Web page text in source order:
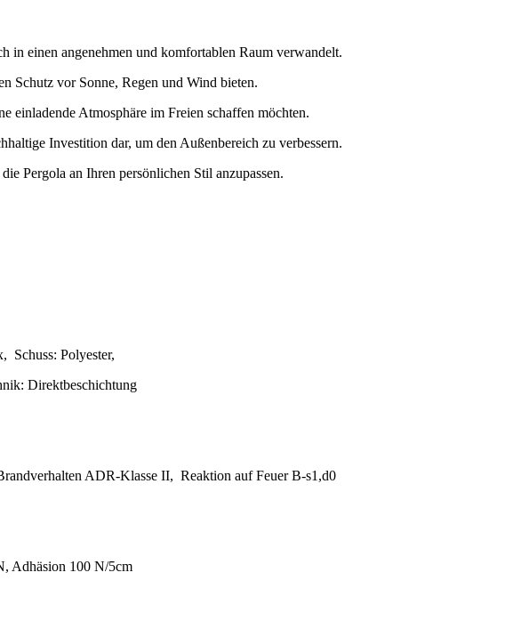
in einen angenehmen und komfortablen Raum verwandelt.
Schutz vor Sonne, Regen und Wind bieten.
einladende Atmosphäre im Freien schaffen möchten.
Investition dar, um den Außenbereich zu verbessern.
Pergola an Ihren persönlichen Stil anzupassen.
Schuss: Polyester,
Direktbeschichtung
ADR-Klasse II, Reaktion auf Feuer B-s1,d0
Adhäsion 100 N/5cm